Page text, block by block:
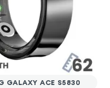
GALAXY ACE S5830